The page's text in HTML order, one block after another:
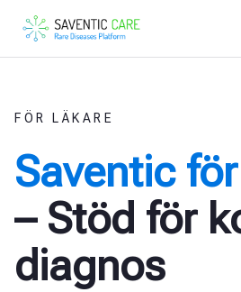
FÖR LÄKARE
Saventic
– Stöd för
diagnos